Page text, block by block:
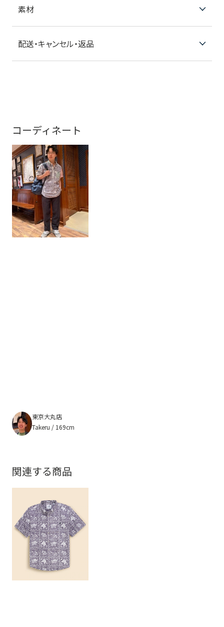
素材
配送・キャンセル・返品
コーディネート
東京大丸店
Takeru / 169cm
関連する商品